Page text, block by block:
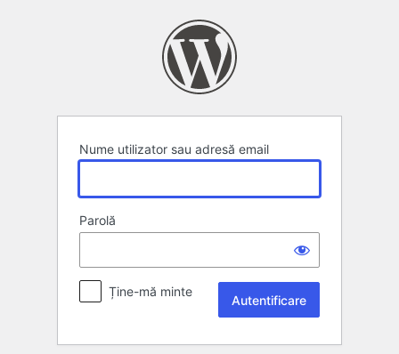
Nume utilizator sau adresă email
Parolă
Ține-mă minte